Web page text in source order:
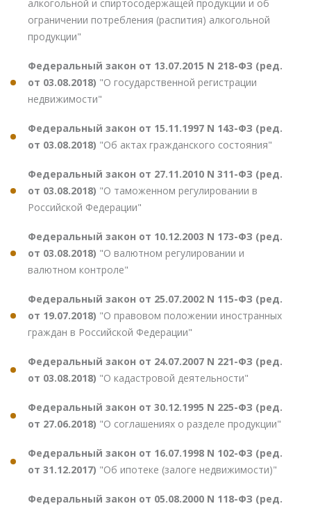
алкогольной и спиртосодержащей продукции и об
ограничении потребления (распития) алкогольной
продукции"
Федеральный закон от 13.07.2015 N 218-ФЗ (ред.
от 03.08.2018) "О государственной регистрации
недвижимости"
Федеральный закон от 15.11.1997 N 143-ФЗ (ред.
от 03.08.2018) "Об актах гражданского состояния"
Федеральный закон от 27.11.2010 N 311-ФЗ (ред.
от 03.08.2018) "О таможенном регулировании в
Российской Федерации"
Федеральный закон от 10.12.2003 N 173-ФЗ (ред.
от 03.08.2018) "О валютном регулировании и
валютном контроле"
Федеральный закон от 25.07.2002 N 115-ФЗ (ред.
от 19.07.2018) "О правовом положении иностранных
граждан в Российской Федерации"
Федеральный закон от 24.07.2007 N 221-ФЗ (ред.
от 03.08.2018) "О кадастровой деятельности"
Федеральный закон от 30.12.1995 N 225-ФЗ (ред.
от 27.06.2018) "О соглашениях о разделе продукции"
Федеральный закон от 16.07.1998 N 102-ФЗ (ред.
от 31.12.2017) "Об ипотеке (залоге недвижимости)"
Федеральный закон от 05.08.2000 N 118-ФЗ (ред.